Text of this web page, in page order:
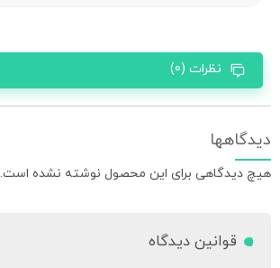
نظرات (0)
دیدگاهها
هیچ دیدگاهی برای این محصول نوشته نشده است.
قوانین دیدگاه